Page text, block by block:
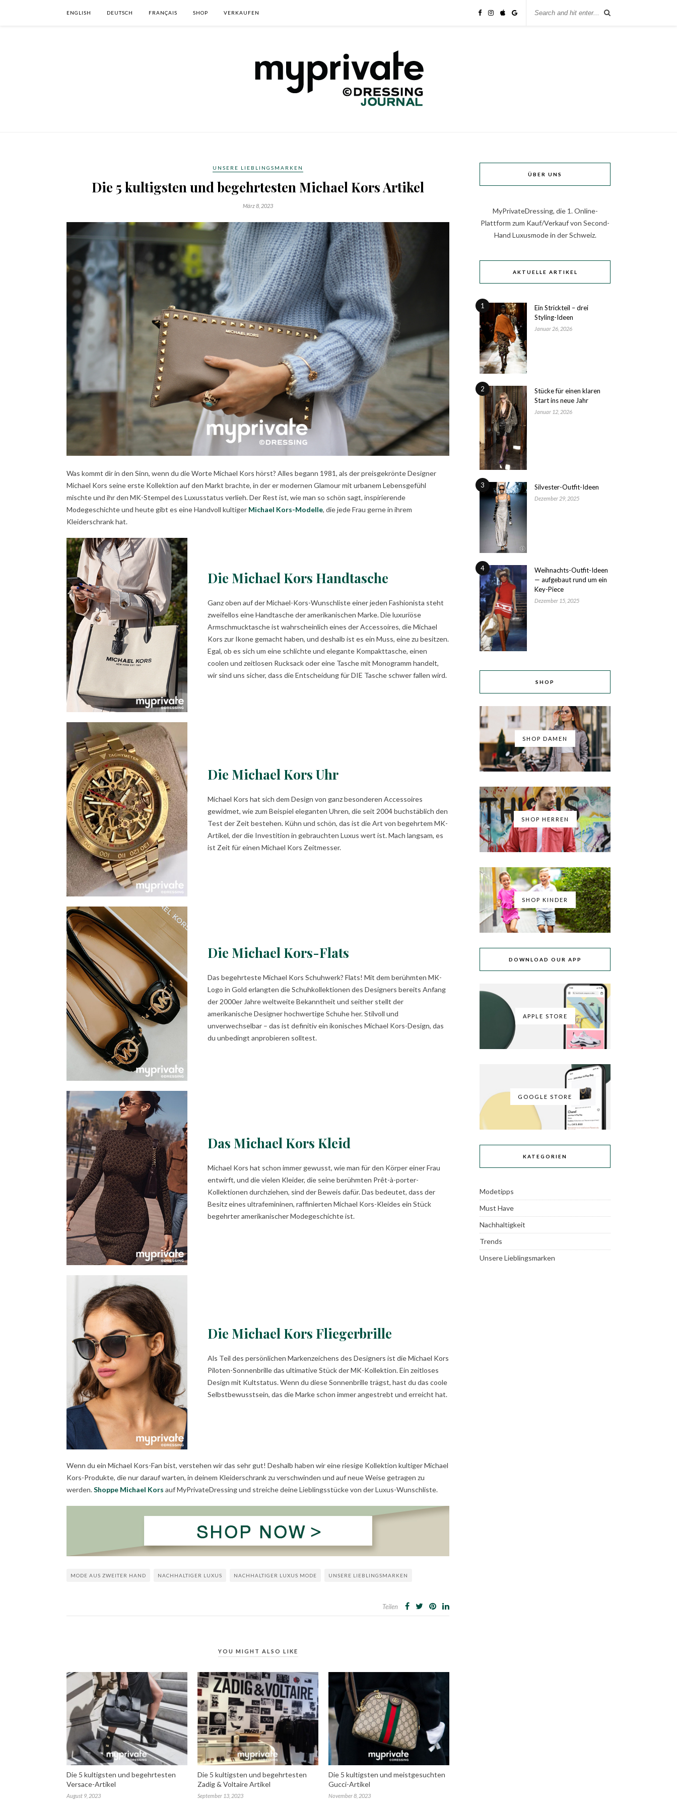
ENGLISH DEUTSCH FRANÇAIS SHOP VERKAUFEN
UNSERE LIEBLINGSMARKEN
Die 5 kultigsten und begehrtesten Michael Kors Artikel
März 8, 2023
Was kommt dir in den Sinn, wenn du die Worte Michael Kors hörst? Alles begann 1981, als der preisgekrönte Designer
Michael Kors seine erste Kollektion auf den Markt brachte, in der er modernen Glamour mit urbanem Lebensgefühl
mischte und ihr den MK-Stempel des Luxusstatus verlieh. Der Rest ist, wie man so schön sagt, inspirierende
Modegeschichte und heute gibt es eine Handvoll kultiger Michael Kors-Modelle, die jede Frau gerne in ihrem
Kleiderschrank hat.
Die Michael Kors Handtasche
Ganz oben auf der Michael-Kors-Wunschliste einer jeden Fashionista steht
zweifellos eine Handtasche der amerikanischen Marke. Die luxuriöse
Armschmucktasche ist wahrscheinlich eines der Accessoires, die Michael
Kors zur Ikone gemacht haben, und deshalb ist es ein Muss, eine zu besitzen.
Egal, ob es sich um eine schlichte und elegante Kompakttasche, einen
coolen und zeitlosen Rucksack oder eine Tasche mit Monogramm handelt,
wir sind uns sicher, dass die Entscheidung für DIE Tasche schwer fallen wird.
Die Michael Kors Uhr
Michael Kors hat sich dem Design von ganz besonderen Accessoires
gewidmet, wie zum Beispiel eleganten Uhren, die seit 2004 buchstäblich den
Test der Zeit bestehen. Kühn und schön, das ist die Art von begehrtem MK-
Artikel, der die Investition in gebrauchten Luxus wert ist. Mach langsam, es
ist Zeit für einen Michael Kors Zeitmesser.
Die Michael Kors-Flats
Das begehrteste Michael Kors Schuhwerk? Flats! Mit dem berühmten MK-
Logo in Gold erlangten die Schuhkollektionen des Designers bereits Anfang
der 2000er Jahre weltweite Bekanntheit und seither stellt der
amerikanische Designer hochwertige Schuhe her. Stilvoll und
unverwechselbar – das ist definitiv ein ikonisches Michael Kors-Design, das
du unbedingt anprobieren solltest.
Das Michael Kors Kleid
Michael Kors hat schon immer gewusst, wie man für den Körper einer Frau
entwirft, und die vielen Kleider, die seine berühmten Prêt-à-porter-
Kollektionen durchziehen, sind der Beweis dafür. Das bedeutet, dass der
Besitz eines ultrafemininen, raffinierten Michael Kors-Kleides ein Stück
begehrter amerikanischer Modegeschichte ist.
Die Michael Kors Fliegerbrille
Als Teil des persönlichen Markenzeichens des Designers ist die Michael Kors
Piloten-Sonnenbrille das ultimative Stück der MK-Kollektion. Ein zeitloses
Design mit Kultstatus. Wenn du diese Sonnenbrille trägst, hast du das coole
Selbstbewusstsein, das die Marke schon immer angestrebt und erreicht hat.
Wenn du ein Michael Kors-Fan bist, verstehen wir das sehr gut! Deshalb haben wir eine riesige Kollektion kultiger Michael
Kors-Produkte, die nur darauf warten, in deinem Kleiderschrank zu verschwinden und auf neue Weise getragen zu
werden.Shoppe Michael Kors auf MyPrivateDressing und streiche deine Lieblingsstücke von der Luxus-Wunschliste.
MODE AUS ZWEITER HAND NACHHALTIGER LUXUS NACHHALTIGER LUXUS MODE UNSERE LIEBLINGSMARKEN
Teilen
YOU MIGHT ALSO LIKE
Die 5 kultigsten und begehrtesten
Versace-Artikel
August 9, 2023
Die 5 kultigsten und begehrtesten
Zadig & Voltaire Artikel
September 13, 2023
Die 5 kultigsten und meistgesuchten
Gucci-Artikel
November 8, 2023
ÜBER UNS
MyPrivateDressing, die 1. Online-
Plattform zum Kauf/Verkauf von Second-
Hand Luxusmode in der Schweiz.
AKTUELLE ARTIKEL
1
Ein Strickteil – drei
Styling-Ideen
Januar 26, 2026
2
Stücke für einen klaren
Start ins neue Jahr
Januar 12, 2026
3 Silvester-Outfit-Ideen
Dezember 29, 2025
4
Weihnachts-Outfit-Ideen
— aufgebaut rund um ein
Key-Piece
Dezember 15, 2025
SHOP
SHOP DAMEN
SHOP HERREN
SHOP KINDER
DOWNLOAD OUR APP
APPLE STORE
GOOGLE STORE
KATEGORIEN
Modetipps
Must Have
Nachhaltigkeit
Trends
Unsere Lieblingsmarken